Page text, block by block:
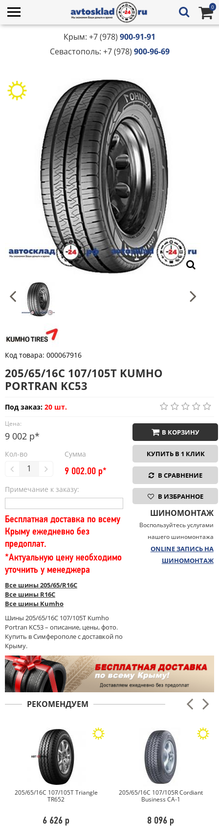
0
Крым: +7 (978) 900-91-91
Севастополь: +7 (978) 900-96-69
Код товара: 000067916
205/65/16C 107/105T KUMHO
PORTRAN KC53
Под заказ: 20 шт.
Цена:
9 002 р*
Кол-во Сумма
9 002.00 р*
Примечание к заказу:
Бесплатная доставка по всему
Крыму ежедневно без
предоплат.
*Актуальную цену необходимо
уточнить у менеджера
Все шины 205/65/R16C
Все шины R16C
Все шины Kumho
Шины 205/65/16C 107/105T Kumho
Portran KC53 – описание, цены, фото.
Купить в Симферополе с доставкой по
Крыму.
В КОРЗИНУ
КУПИТЬ В 1 КЛИК
В СРАВНЕНИЕ
В ИЗБРАННОЕ
ШИНОМОНТАЖ
Воспользуйтесь услугами
нашего шиномонтажа
ONLINE ЗАПИСЬ НА
ШИНОМОНТАЖ
РЕКОМЕНДУЕМ
205/65/16C 107/105T Triangle
TR652
6 626 р
205/65/16C 107/105R Cordiant
Business CA-1
8 096 р